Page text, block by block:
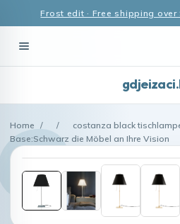
Frost edit · Free shipping
Home / /
costanza black
Base:Schwarz die Möbel an Ihre Vision